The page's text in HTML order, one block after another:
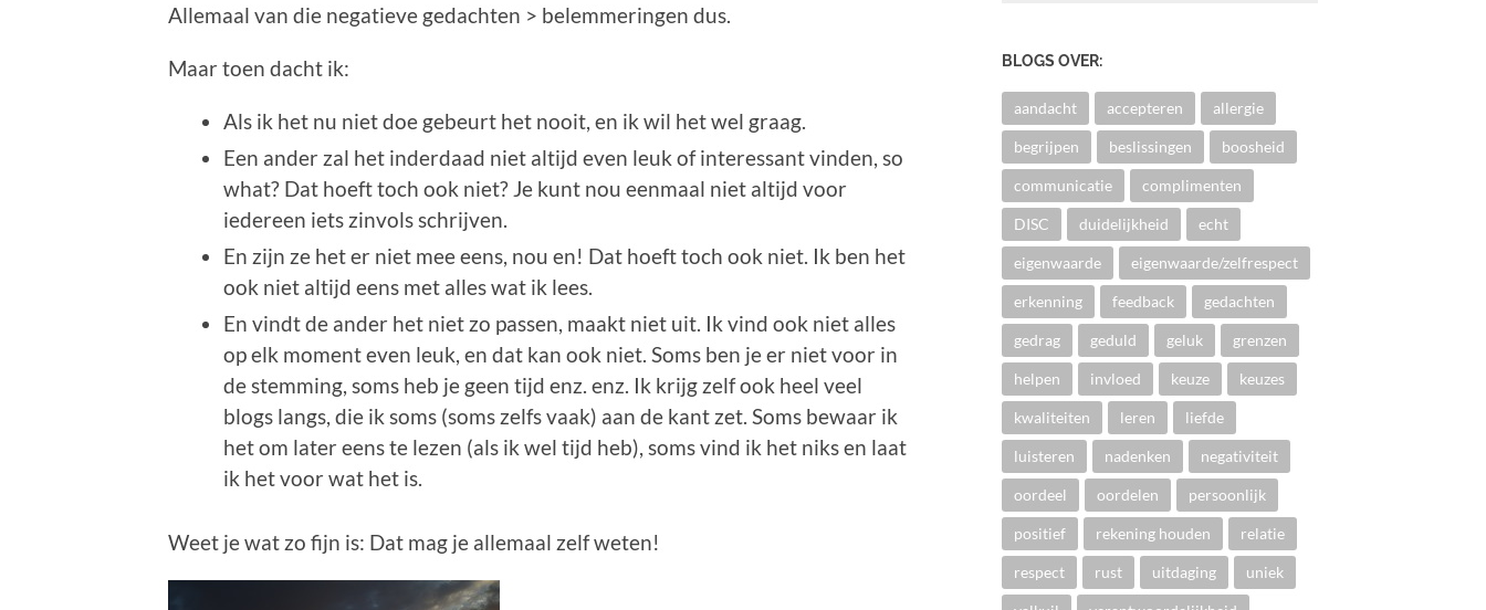
Allemaal van die negatieve gedachten > belemmeringen dus.
Maar toen dacht ik:
Als ik het nu niet doe gebeurt het nooit, en ik wil het wel graag.
Een ander zal het inderdaad niet altijd even leuk of interessant vinden, so
what? Dat hoeft toch ook niet? Je kunt nou eenmaal niet altijd voor
iedereen iets zinvols schrijven.
En zijn ze het er niet mee eens, nou en! Dat hoeft toch ook niet. Ik ben het
ook niet altijd eens met alles wat ik lees.
En vindt de ander het niet zo passen, maakt niet uit. Ik vind ook niet alles
op elk moment even leuk, en dat kan ook niet. Soms ben je er niet voor in
de stemming, soms heb je geen tijd enz. enz. Ik krijg zelf ook heel veel
blogs langs, die ik soms (soms zelfs vaak) aan de kant zet. Soms bewaar ik
het om later eens te lezen (als ik wel tijd heb), soms vind ik het niks en laat
ik het voor wat het is.
Weet je wat zo fijn is: Dat mag je allemaal zelf weten!
BLOGS OVER:
aandacht accepteren allergie
begrijpen beslissingen boosheid
communicatie complimenten
DISC duidelijkheid echt
eigenwaarde eigenwaarde/zelfrespect
erkenning feedback gedachten
gedrag geduld geluk grenzen
helpen invloed keuze keuzes
kwaliteiten leren liefde
luisteren nadenken negativiteit
oordeel oordelen persoonlijk
positief rekening houden relatie
respect rust uitdaging uniek